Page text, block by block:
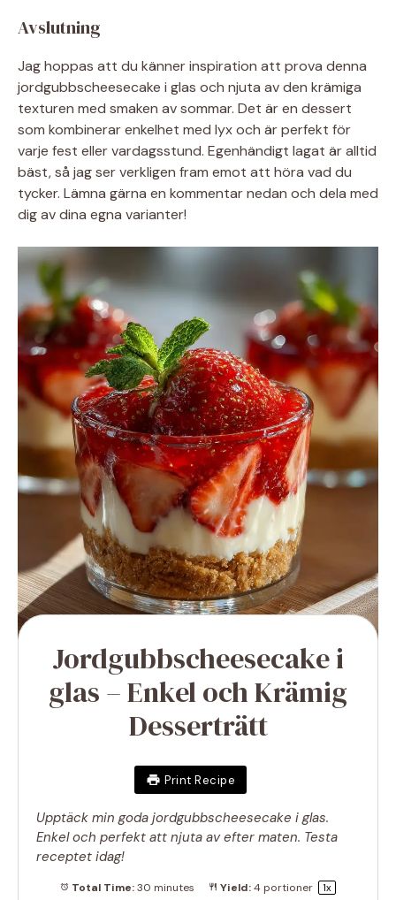
Avslutning
Jag hoppas att du känner inspiration att prova denna
jordgubbscheesecake i glas och njuta av den krämiga
texturen med smaken av sommar. Det är en dessert
som kombinerar enkelhet med lyx och är perfekt för
varje fest eller vardagsstund. Egenhändigt lagat är alltid
bäst, så jag ser verkligen fram emot att höra vad du
tycker. Lämna gärna en kommentar nedan och dela med
dig av dina egna varianter!
Jordgubbscheesecake i
glas – Enkel och Krämig
Desserträtt
Print Recipe
Upptäck min goda jordgubbscheesecake i glas.
Enkel och perfekt att njuta av efter maten. Testa
receptet idag!
Total Time:30 minutes Yield:4portioner 1x